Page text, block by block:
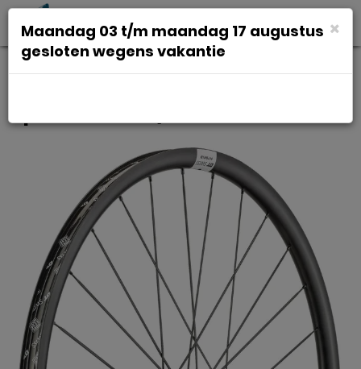
×
Maandag 03 t/m maandag 17 augustus
gesloten wegens vakantie